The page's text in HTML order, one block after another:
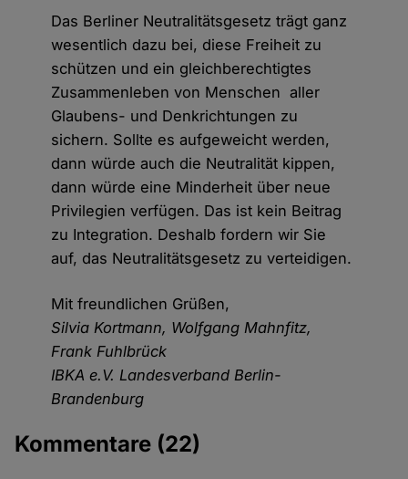
Das Berliner Neutralitätsgesetz trägt ganz
wesentlich dazu bei, diese Freiheit zu
schützen und ein gleichberechtigtes
Zusammenleben von Menschen aller
Glaubens- und Denkrichtungen zu
sichern. Sollte es aufgeweicht werden,
dann würde auch die Neutralität kippen,
dann würde eine Minderheit über neue
Privilegien verfügen. Das ist kein Beitrag
zu Integration. Deshalb fordern wir Sie
auf, das Neutralitätsgesetz zu verteidigen.
Mit freundlichen Grüßen,
Silvia Kortmann, Wolfgang Mahnfitz,
Frank Fuhlbrück
IBKA e.V. Landesverband Berlin-
Brandenburg
Kommentare (22)